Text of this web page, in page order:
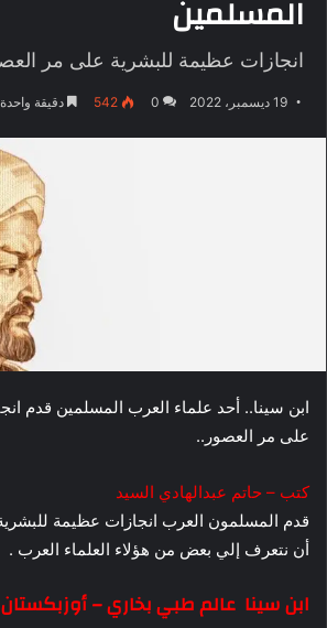
المسلمين
انجازات عظيمة للبشرية على مر
19 ديسمبر، 2022 0
542 دقيقة واحدة
ابن سينا.. أحد علماء العرب المسلمين قدم
على مر العصور..
كتب – حاتم عبدالهادي السيد
قدم المسلمون العرب انجازات عظيمة
أن نتعرف إلي بعض من هؤلاء العلماء العرب .
ابن سينا عالم طبي بخاري – أوزبكستان (980-